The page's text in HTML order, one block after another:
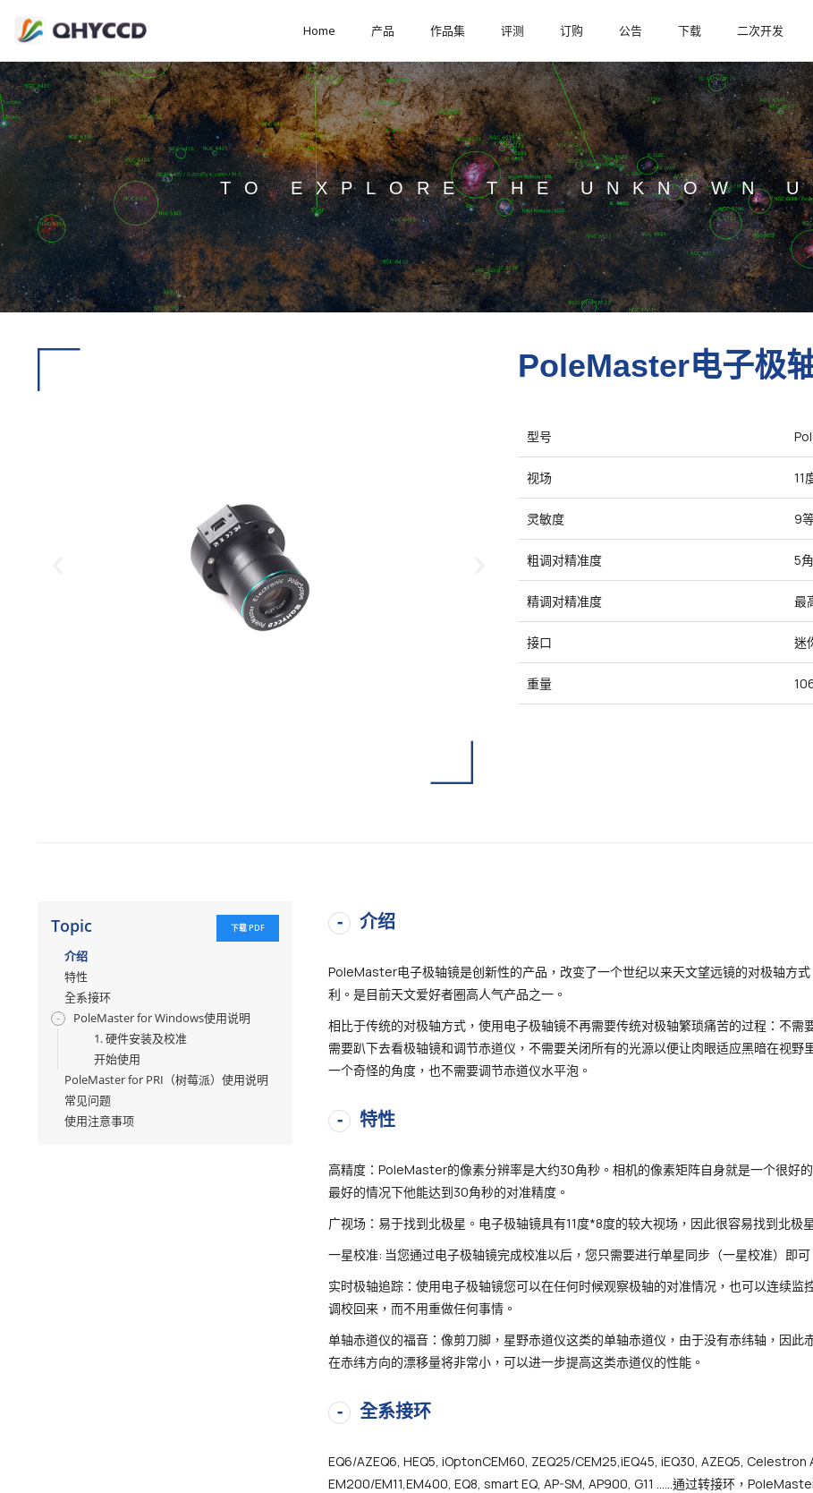
Home 产品 作品集 评测 订购 公告 下载 二次开发
TO EXPLORE THE UNKNOWN
PoleMaster电子极
型号
视场 11
灵敏度 9
粗调对精准度 5
精调对精准度 最
接口 迷
重量
Topic 下载 PDF
介绍
特性
全系接环
PoleMaster for Windows使用说明
1. 硬件安装及校准
开始使用
PoleMaster for PRI（树莓派）使用说明
常见问题
使用注意事项
介绍
PoleMaster电子极轴镜是创新性的产品，改变了一个世纪以来天文望远镜的对极轴方
利。是目前天文爱好者圈高人气产品之一。
相比于传统的对极轴方式，使用电子极轴镜不再需要传统对极轴繁琐痛苦的过程：不
需要趴下去看极轴镜和调节赤道仪，不需要关闭所有的光源以便让肉眼适应黑暗在视
一个奇怪的角度，也不需要调节赤道仪水平泡。
特性
高精度：PoleMaster的像素分辨率是大约30角秒。相机的像素矩阵自身就是一个很好
最好的情况下他能达到30角秒的对准精度。
广视场：易于找到北极星。电子极轴镜具有11度*8度的较大视场，因此很容易找到北极
一星校准: 当您通过电子极轴镜完成校准以后，您只需要进行单星同步（一星校准）即
实时极轴追踪：使用电子极轴镜您可以在任何时候观察极轴的对准情况，也可以连续
调校回来，而不用重做任何事情。
单轴赤道仪的福音：像剪刀脚，星野赤道仪这类的单轴赤道仪，由于没有赤纬轴，因此
在赤纬方向的漂移量将非常小，可以进一步提高这类赤道仪的性能。
全系接环
EQ6/AZEQ6, HEQ5, iOptonCEM60, ZEQ25/CEM25,iEQ45, iEQ30, AZEQ5, Celestron
EM200/EM11,EM400, EQ8, smart EQ, AP-SM, AP900, G11 ……通过转接环，